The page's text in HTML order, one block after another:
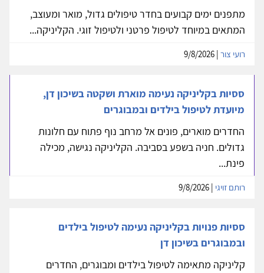
מתפנים ימים קבועים בחדר טיפולים גדול, מואר ומעוצב,
המתאים במיוחד לטיפול פרטני ולטיפול זוגי. הקליניקה...
רועי צור
ססיות בקליניקה נעימה מוארת ושקטה בשיכון דן,
מיועדת לטיפול בילדים ובמבוגרים
החדרים מוארים, פונים אל מרחב נוף פתוח עם חלונות
גדולים. חניה בשפע בסביבה. הקליניקה נגישה, מכילה
פינת...
רותם זויגי
ססיות פנויות בקליניקה נעימה לטיפול בילדים
ובמבוגרים בשיכון דן
קליניקה מתאימה לטיפול בילדים ומבוגרים, החדרים